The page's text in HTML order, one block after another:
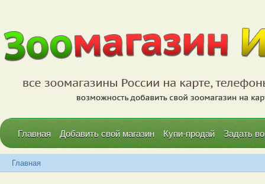
Главная Добавить свой магазин Купи-продай Задать
Главная